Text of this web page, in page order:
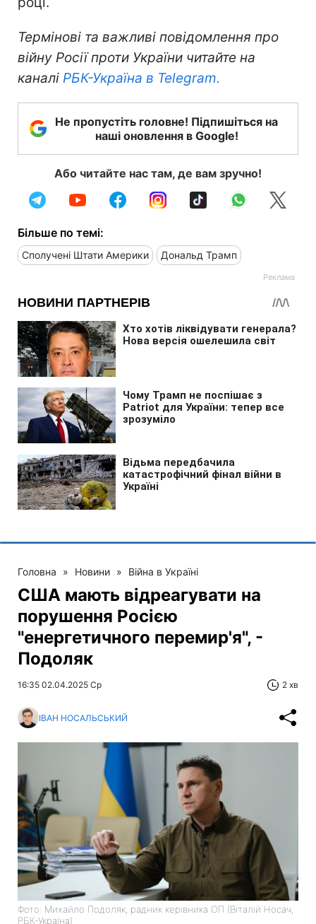
Термінові та важливі повідомлення про
війну Росії проти України читайте на
каналі РБК-Україна в Telegram.
Не пропустіть головне! Підпишіться на
наші оновлення в Google!
Або читайте нас там, де вам зручно!
Більше по темі:
Сполучені Штати Америки Дональд Трамп
Головна » Новини » Війна в Україні
США мають відреагувати на
порушення Росією
"енергетичного перемир'я", -
Подоляк
16:35 02.04.2025 Ср 2 хв
ІВАН НОСАЛЬСЬКИЙ
Фото: Михайло Подоляк, радник керівника ОП (Віталій Носач,
РБК-Україна)